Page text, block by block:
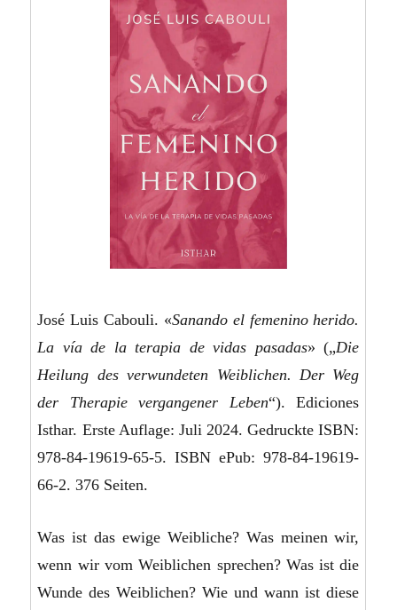
José Luis Cabouli. «Sanando el femenino herido.
La vía de la terapia de vidas pasadas» („Die
Heilung des verwundeten Weiblichen. Der Weg
der Therapie vergangener Leben“). Ediciones
Isthar. Erste Auflage: Juli 2024. Gedruckte ISBN:
978-84-19619-65-5. ISBN ePub: 978-84-19619-
66-2. 376 Seiten.
Was ist das ewige Weibliche? Was meinen wir,
wenn wir vom Weiblichen sprechen? Was ist die
Wunde des Weiblichen? Wie und wann ist diese